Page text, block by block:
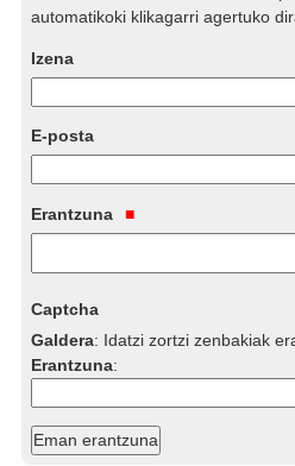
automatikoki klikagarri agertuko
Izena
E-posta
Erantzuna
Captcha
Galdera: Idatzi zortzi zenbakiak
Erantzuna: